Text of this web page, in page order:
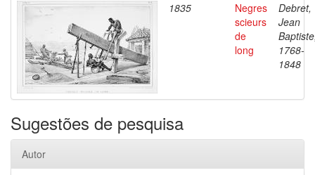
1835
Negres
scieurs
de
long
Debret,
Jean
1768-
1848
Sugestões de pesquisa
Autor